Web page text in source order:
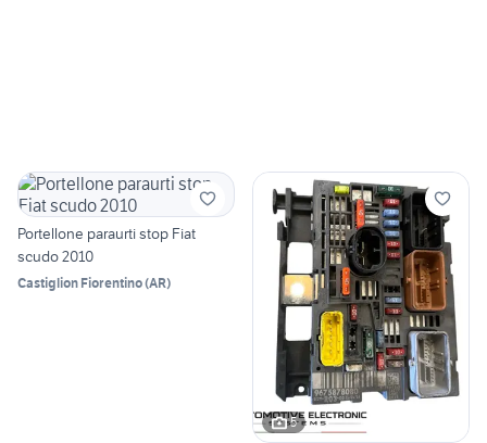
Portellone paraurti stop Fiat
scudo 2010
Castiglion Fiorentino(AR)
5